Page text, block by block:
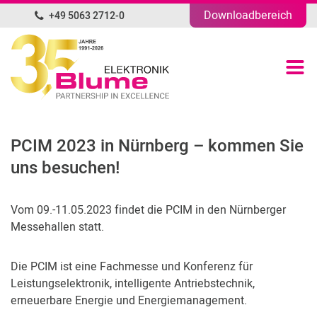
+49 5063 2712-0 Downloadbereich
PCIM 2023 in Nürnberg – kommen Sie
uns besuchen!
Vom 09.-11.05.2023 findet die PCIM in den Nürnberger
Messehallen statt.
Die PCIM ist eine Fachmesse und Konferenz für
Leistungselektronik, intelligente Antriebstechnik,
erneuerbare Energie und Energiemanagement.
Produktübersicht
Unternehmen
Kontakt
DE